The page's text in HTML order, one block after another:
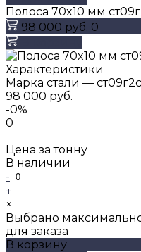
Полоса 70x10 мм
98 000 руб. 0
Характеристики
Марка стали — ст09г2с
98 000 руб.
-0%
0
Цена за тонну
В наличии
-
+
×
Выбрано
для заказа
В корзину